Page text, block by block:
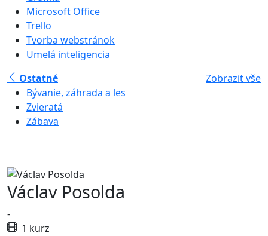
Microsoft Office
Trello
Tvorba webstránok
Umelá inteligencia
Ostatné
Zobrazit vše
Bývanie, záhrada a les
Zvieratá
Zábava
Václav Posolda
-
1 kurz